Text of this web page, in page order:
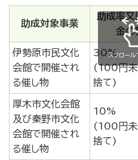
助成対象事業
助成率又
金の
伊勢原市民文化
会館で開催され
る催し物
30%
(100円未
捨て)
厚木市文化会館
及び秦野市文化
会館で開催され
る催し物
10%
(100円未
捨て)
スクロール